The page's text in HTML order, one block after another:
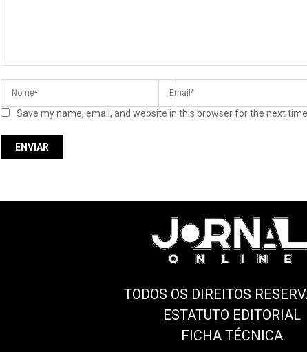
Save my name, email, and website in this browser for the next
TODOS OS DIREITOS
ESTATUTO EDITORIAL
FICHA TÉCNICA